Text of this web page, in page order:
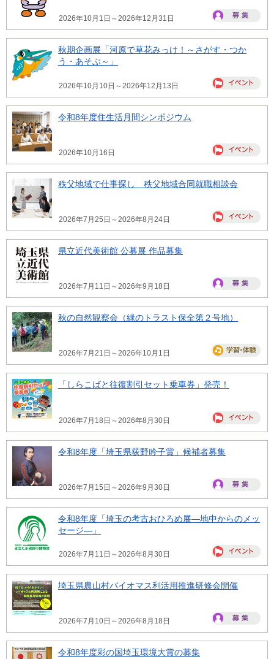
2026年10月1日～2026年12月31日
秋期企画展「河原で草花みっけ！～さがす・つか
う・あそぶ～」
2026年10月10日～2026年12月13日
令和8年度住生活月間シンポジウム
2026年10月16日
秩父地域で仕事探し 秩父地域合同就職相談会
2026年7月25日～2026年8月24日
県立近代美術館 公募展 作品募集
2026年7月11日～2026年9月18日
秋の自然観察会（緑のトラスト保全第２号地）
2026年7月21日～2026年10月1日
「しらこばと往復割引セット乗車券」発売！
2026年7月18日～2026年8月30日
令和8年度「埼玉県荻野吟子賞」候補者募集
2026年7月15日～2026年9月30日
令和8年度「埼玉の考古おひろめ展―地中からのメッ
セージ―」
2026年7月11日～2026年8月30日
埼玉県農山村バイオマス利活用推進研修会開催
2026年7月10日～2026年8月18日
令和8年度彩の国埼玉環境大賞の募集